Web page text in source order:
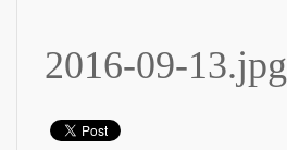
2016-09-13.jpg